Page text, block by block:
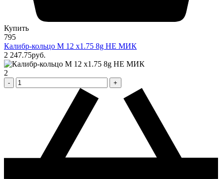
Купить
795
Калибр-кольцо М 12 х1.75 8g НЕ МИК
2 247.75pуб.
2